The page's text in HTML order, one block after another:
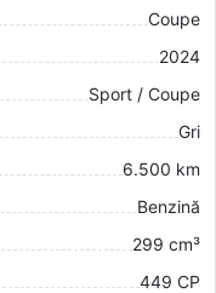
Coupe
2024
Sport / Coupe
Gri
6.500 km
Benzină
299 cm³
449 CP